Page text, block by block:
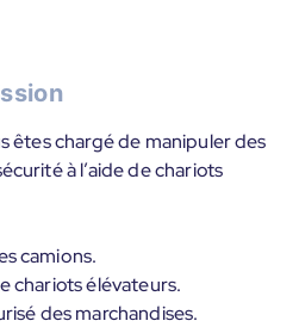
êtes chargé de manipuler des
à l’aide de chariots
camions.
chariots élévateurs.
des marchandises.